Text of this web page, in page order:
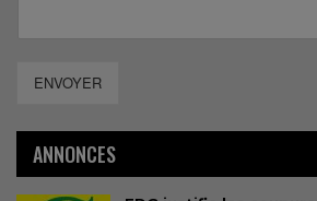
ENVOYER
ANNONCES